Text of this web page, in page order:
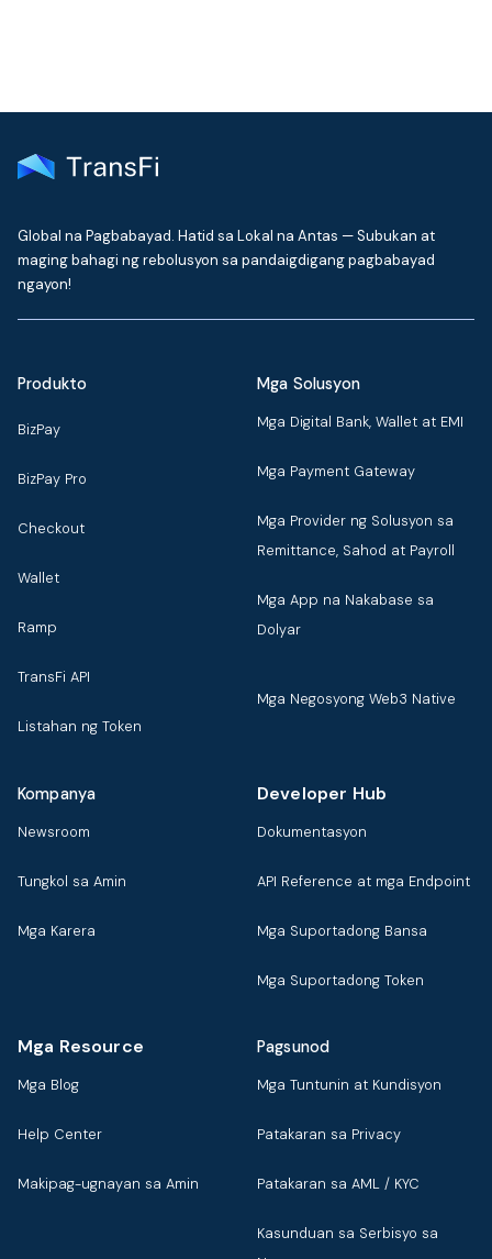
Global na Pagbabayad. Hatid sa Lokal na Antas — Subukan at
maging bahagi ng rebolusyon sa pandaigdigang pagbabayad
ngayon!
Produkto
BizPay
BizPay Pro
Checkout
Wallet
Ramp
TransFi API
Listahan ng Token
Mga Solusyon
Mga Digital Bank, Wallet at EMI
Mga Payment Gateway
Mga Provider ng Solusyon sa
Remittance, Sahod at Payroll
Mga App na Nakabase sa
Dolyar
Mga Negosyong Web3 Native
Kompanya
Newsroom
Tungkol sa Amin
Mga Karera
Developer Hub
Dokumentasyon
API Reference at mga Endpoint
Mga Suportadong Bansa
Mga Suportadong Token
Mga Resource
Mga Blog
Help Center
Makipag-ugnayan sa Amin
Pagsunod
Mga Tuntunin at Kundisyon
Patakaran sa Privacy
Patakaran sa AML / KYC
Kasunduan sa Serbisyo sa